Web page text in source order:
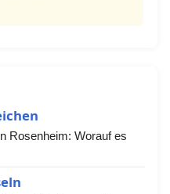
Rosenheim: Worauf es